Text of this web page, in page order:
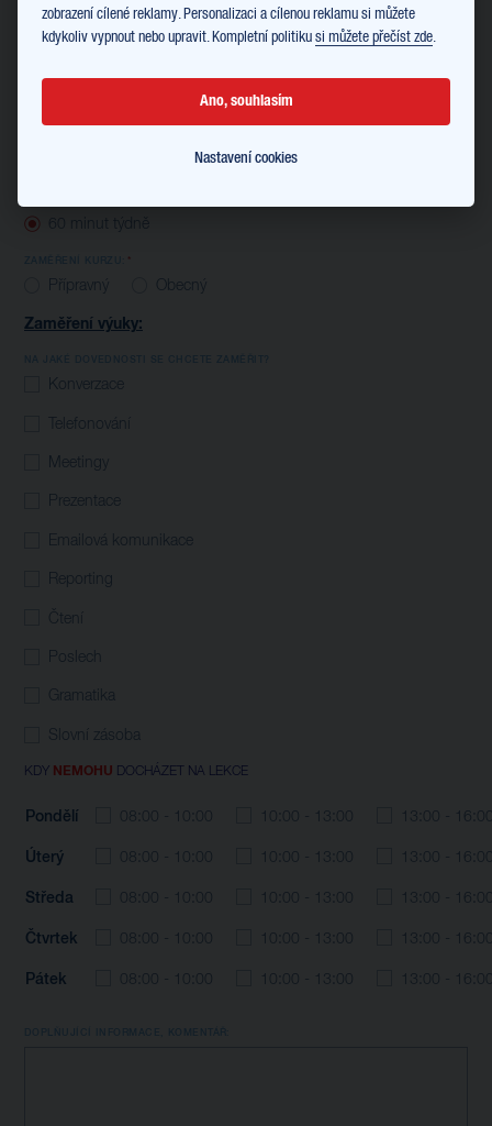
JAZYK
Anglický
Skupinový (max. 3 osoby)
60 minut týdně
Přípravný Obecný
Zaměření výuky:
NA JAKÉ DOVEDNOSTI SE CHCETE ZAMĚŘIT?
Konverzace
Telefonování
Meetingy
Prezentace
Emailová komunikace
Reporting
Čtení
Poslech
Gramatika
Slovní zásoba
KDY NEMOHU DOCHÁZET NA LEKCE
Pondělí 08:00 - 10:00 10:00 - 13:00 13:00 -
Úterý 08:00 - 10:00 10:00 - 13:00 13:00 -
Středa 08:00 - 10:00 10:00 - 13:00 13:00 -
Čtvrtek 08:00 - 10:00 10:00 - 13:00 13:00 -
Pátek 08:00 - 10:00 10:00 - 13:00 13:00 -
DOPLŇUJÍCÍ INFORMACE, KOMENTÁŘ:
zobrazení cílené reklamy. Personalizaci a cílenou reklamu si můžete
kdykoliv vypnout nebo upravit. Kompletní politikusi můžete přečíst zde
Ano, souhlasím
Nastavení cookies